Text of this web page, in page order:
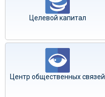
Целевой капитал
Центр общественных связей